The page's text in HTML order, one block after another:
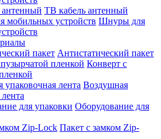
ТВ кабель антенный
Шнуры для
Антистатический пакет
Конверт с
Воздушная
Оборудование для
Пакет с замком Zip-